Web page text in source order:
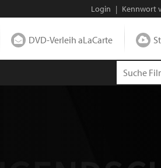
Login | Kennwort
DVD-Verleih aLaCarte